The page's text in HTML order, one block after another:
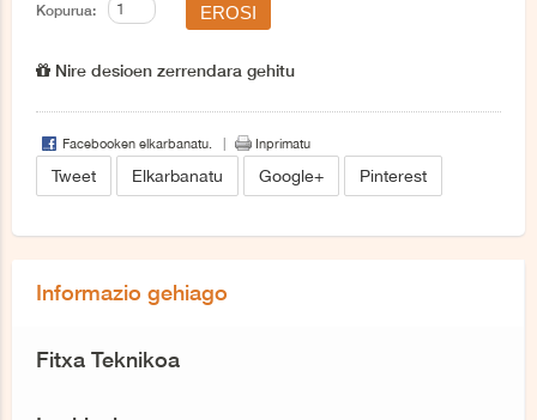
Kopurua:
Nire desioen zerrendara gehitu
Facebooken elkarbanatu. Inprimatu
Tweet Elkarbanatu Google+ Pinterest
Informazio gehiago
Fitxa Teknikoa